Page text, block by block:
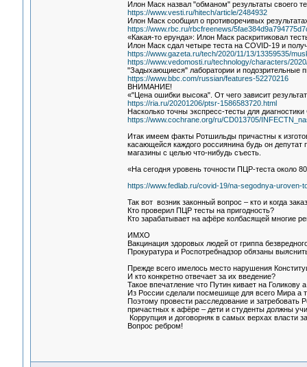
Илон Маск назвал "обманом" результаты своего
https://www.vesti.ru/hitech/article/2484932
Илон Маск сообщил о противоречивых
https://www.rbc.ru/rbcfreenews/
«Какая-то ерунда»: Илон Маск раскритиковал
Илон Маск сдал четыре теста на COVID-19 и
https://www.gazeta.ru/tech/2020/11/13/13359535/
https://www.vedomosti.ru/technology/characters/
"Задыхающиеся" лаборатории и подозрительные
https://www.bbc.com/russian/features-52270216
ВНИМАНИЕ!
«"Цена ошибки высока". От чего зависит
https://ria.ru/20201206/ptsr-1586583720.html
Насколько точны экспресс-тесты для
https://www.cochrane.org/ru/CD013705/
Итак имеем факты Ротшильды причастны к
касающейся каждого россиянина будь он
магазины с целью что-нибудь съесть.
«На сегодня уровень точности ПЦР-теста около
https://www.fedlab.ru/covid-19/na-segodnya-
Так вот возник законный вопрос – кто и когда
Кто проверил ПЦР тесты на пригодность?
Кто зарабатывает на афёре колбасящей многие
ИМХО
Вакцинация здоровых людей от гриппа
Прокуратура и Роспотребнадзор обязаны
Прежде всего имелось место нарушения
И кто конкретно отвечает за их введение?
Такое впечатление что Путин кивает на
Из России сделали посмешище для всего Мира а
Поэтому провести расследование и
причастных к афёре – дети и студенты должны
Коррупция и договорняк в самых верхах власти
Вопрос ребром!